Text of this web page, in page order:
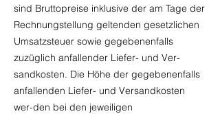
sind Bruttopreise inklusive der am Tage der
Rechnungstellung geltenden gesetzlichen
Umsatzsteuer sowie gegebenenfalls
zuzüglich anfallender Liefer- und Ver-
sandkosten. Die Höhe der gegebenenfalls
anfallenden Liefer- und Versandkosten
wer-den bei den jeweiligen